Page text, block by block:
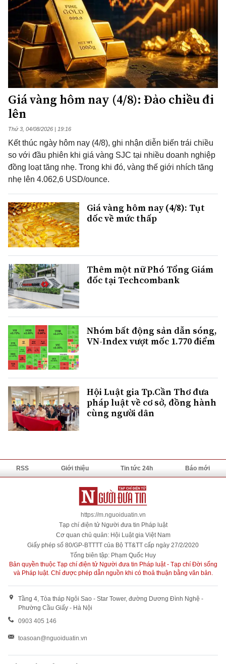
Giá vàng hôm nay (4/8): Đảo chiều đi
lên
Thứ 3, 04/08/2026 | 19:16
Kết thúc ngày hôm nay (4/8), ghi nhận diễn biến trái chiều
so với đầu phiên khi giá vàng SJC tại nhiều doanh nghiệp
đồng loạt tăng nhẹ. Trong khi đó, vàng thế giới nhích tăng
nhẹ lên 4.062,6 USD/ounce.
Giá vàng hôm nay (4/8): Tụt
dốc về mức thấp
Thêm một nữ Phó Tổng Giám
đốc tại Techcombank
Nhóm bất động sản dẫn sóng,
VN-Index vượt mốc 1.770 điểm
Hội Luật gia Tp.Cần Thơ đưa
pháp luật về cơ sở, đồng hành
cùng người dân
RSS Giới thiệu Tin tức 24h Báo mới
https://m.nguoiduatin.vn
Tạp chí điện tử Người đưa tin Pháp luật
Cơ quan chủ quản: Hội Luật gia Việt Nam
Giấy phép số 80/GP-BTTTT của Bộ TT&TT cấp ngày 27/2/2020
Tổng biên tập: Phạm Quốc Huy
Bản quyền thuộc Tạp chí điện tử Người đưa tin Pháp luật - Tạp chí Đời sống
và Pháp luật. Chỉ được phép dẫn nguồn khi có thoả thuận bằng văn bản.
Tầng 4, Tòa tháp Ngôi Sao - Star Tower, đường Dương Đình Nghệ -
Phường Cầu Giấy - Hà Nội
0903 405 146
toasoan@nguoiduatin.vn